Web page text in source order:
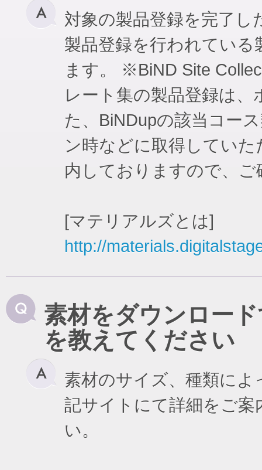
対象の製品登録を完了
製品登録を行われてい
ます。 ※BiND Site
レート集の製品登録は
た、BiNDupの該当コー
ン時などに取得してい
内しておりますので、
[マテリアルズとは]
http://
素材をダウンロー
を教えてください
素材のサイズ、種類に
記サイトにて詳細をご
い。